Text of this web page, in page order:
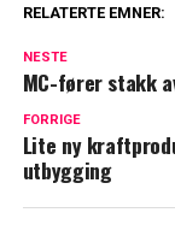
RELATERTE EMNER:
NESTE
MC-fører stakk
FORRIGE
Lite ny
utbygging